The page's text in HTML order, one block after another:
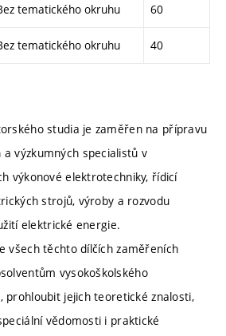
tematického okruhu 60
tematického okruhu 40
studia je zaměřen na přípravu
výzkumných specialistů v
výkonové elektrotechniky, řídicí
strojů, výroby a rozvodu
elektrické energie.
všech těchto dílčích zaměřeních
vysokoškolského
prohloubit jejich teoretické znalosti,
vědomosti i praktické